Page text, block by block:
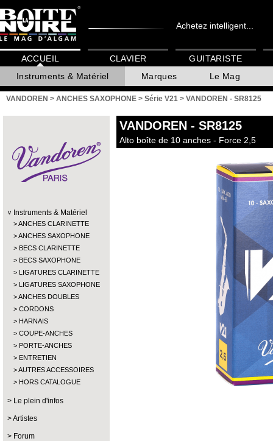
Achetez intelligent...
ACCUEIL
Instruments & Matériel
Marques Le Mag
CLAVIER GUITARISTE
VANDOREN > ANCHES SAXOPHONE > Série V21 > VANDOREN - SR8125
Instruments & Matériel
ANCHES CLARINETTE
ANCHES SAXOPHONE
BECS CLARINETTE
BECS SAXOPHONE
LIGATURES CLARINETTE
LIGATURES SAXOPHONE
ANCHES DOUBLES
CORDONS
HARNAIS
COUPE-ANCHES
PORTE-ANCHES
ENTRETIEN
AUTRES ACCESSOIRES
HORS CATALOGUE
Le plein d'infos
Artistes
Forum
VANDOREN - SR8125
Alto boîte de 10 anches - Force 2,5